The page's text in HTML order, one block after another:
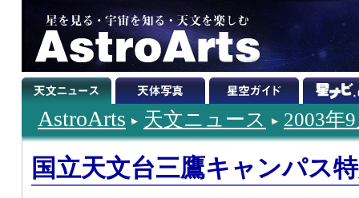
AstroArts 天文ニュース 2003年
国立天文台三鷹キャンパス